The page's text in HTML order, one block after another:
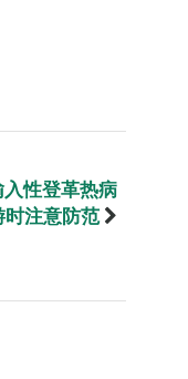
性登革热病
注意防范